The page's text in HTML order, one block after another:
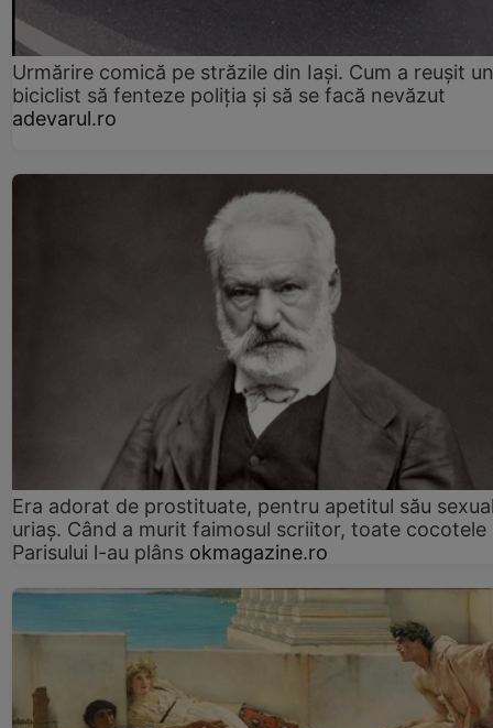
Urmărire comică pe străzile din Iași. Cum a reușit un
biciclist să fenteze poliția și să se facă nevăzut
adevarul.ro
Era adorat de prostituate, pentru apetitul său
uriaș. Când a murit faimosul scriitor, toate cocotele
Parisului l-au plâns okmagazine.ro